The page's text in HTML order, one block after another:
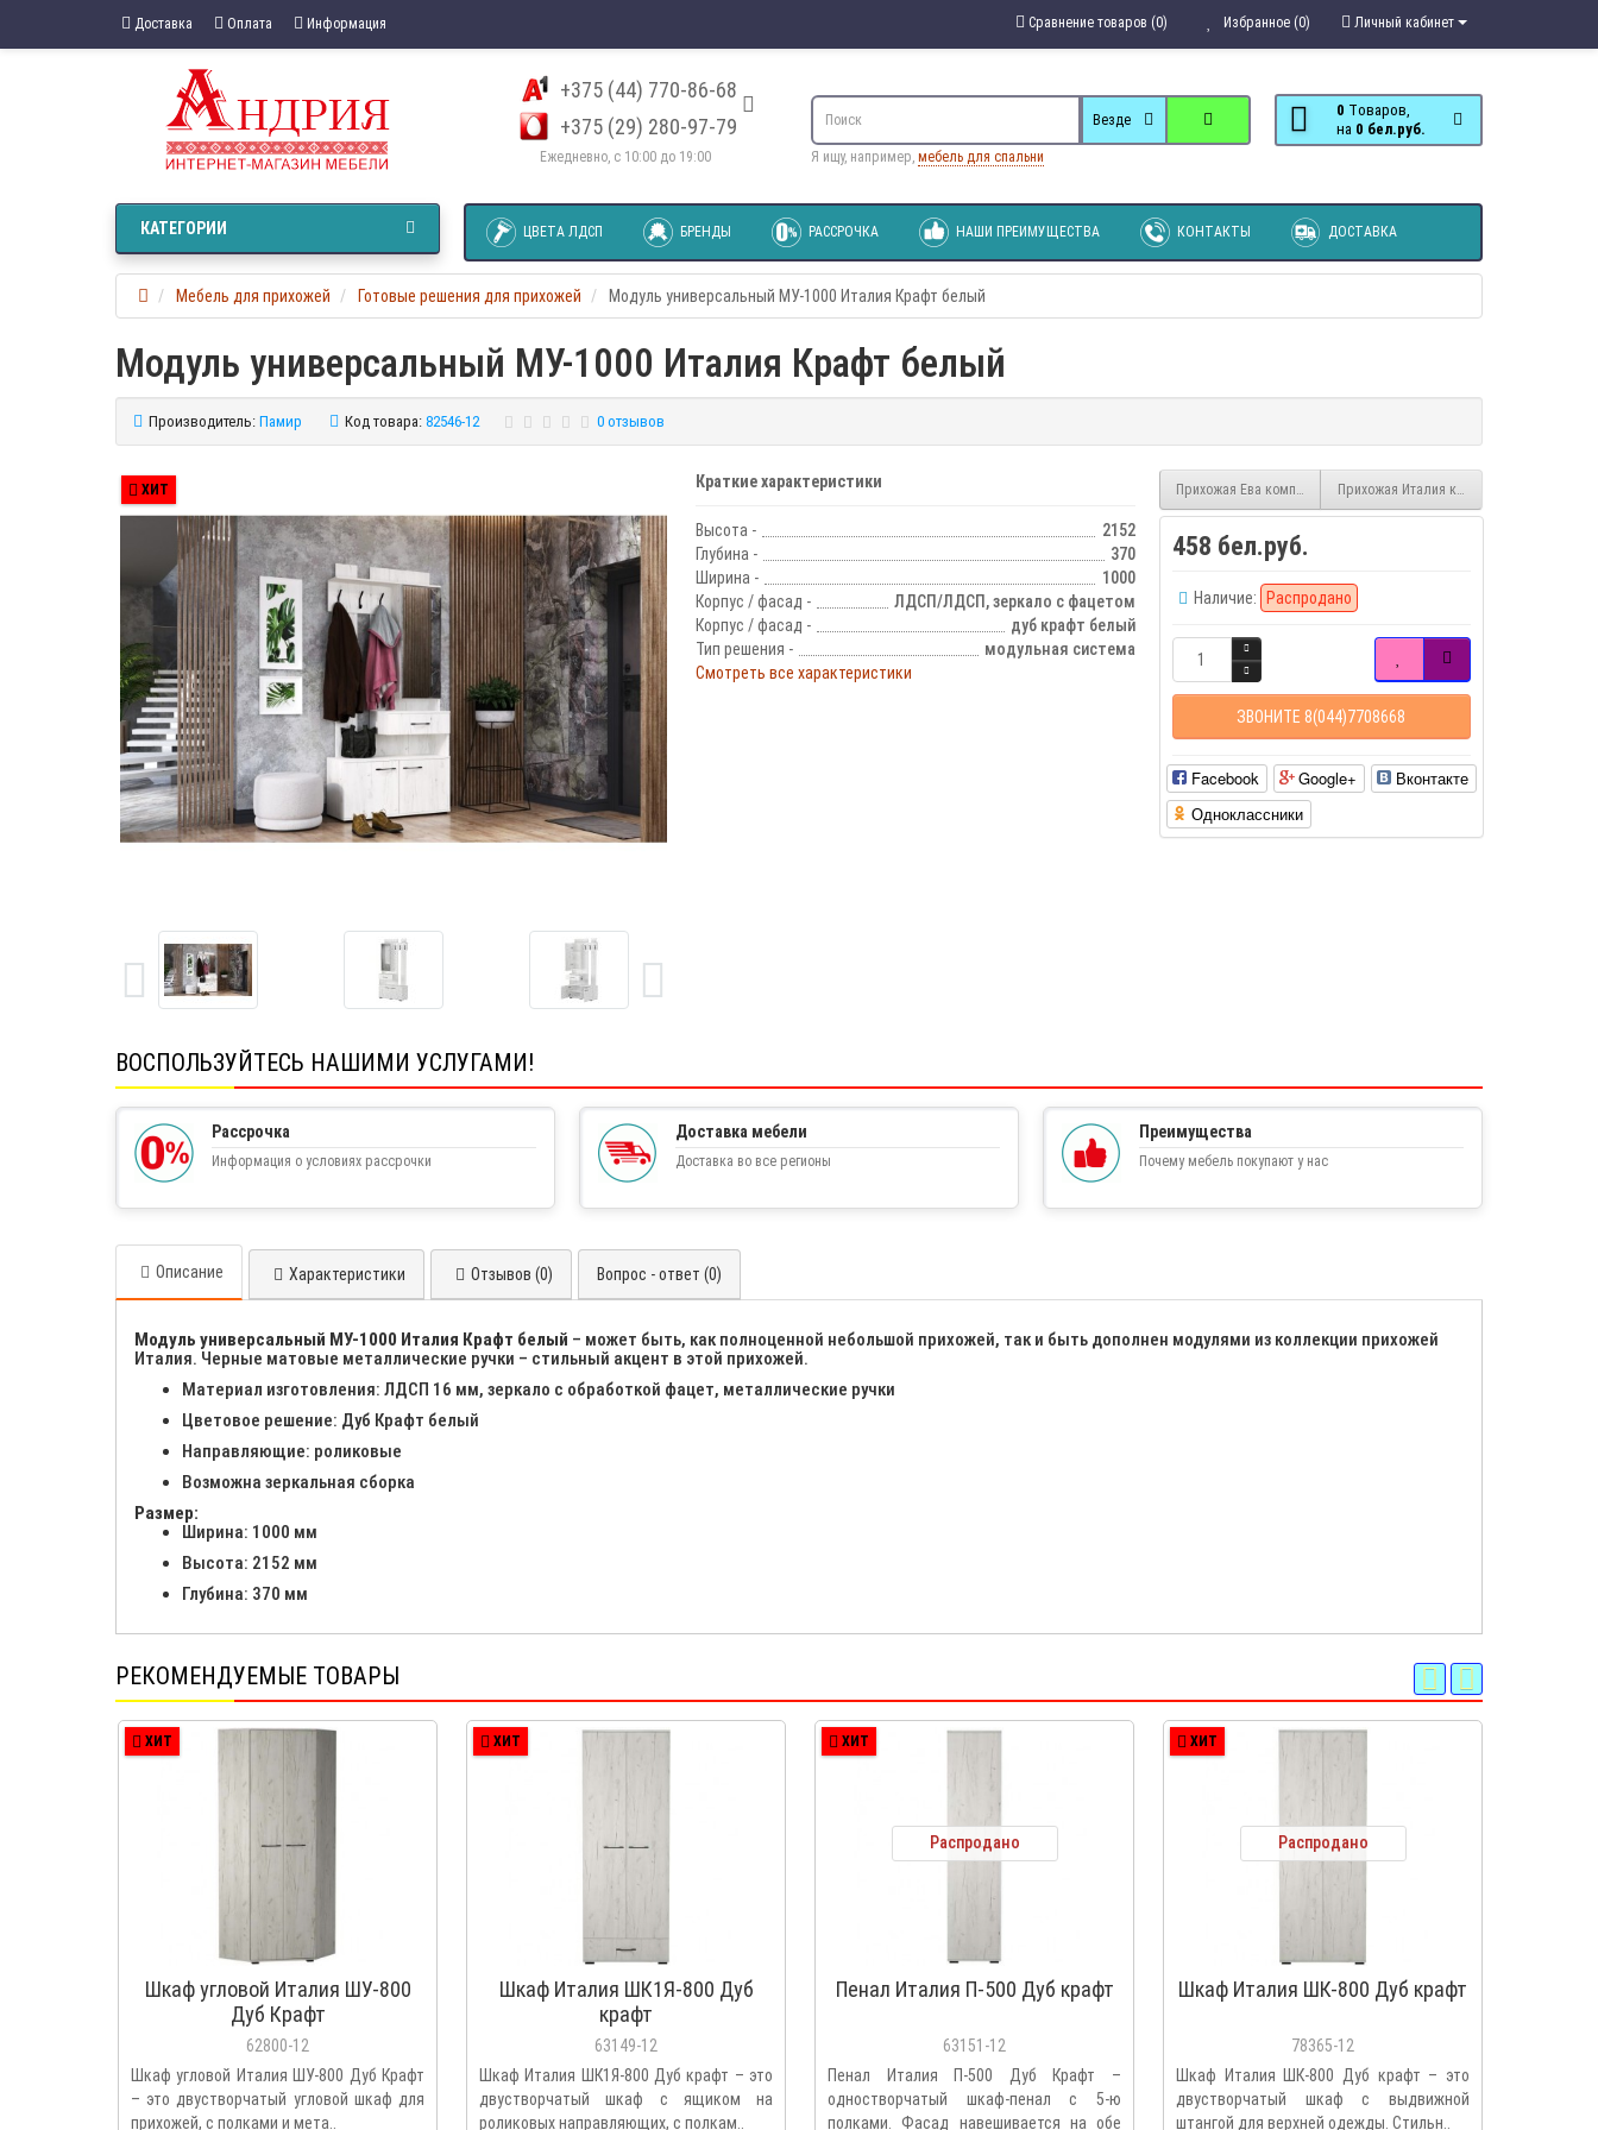
Доставка Оплата Информация Личный кабинет
Избранное (0)
Сравнение товаров (0)
+375 (44) 770-86-68
+375 (29) 280-97-79
Ежедневно, с 10:00 до 19:00
0 Tоваров,
на
0 бел.руб.
Везде
Я ищу, например, мебель для спальни
ЦВЕТА ЛДСП БРЕНДЫ РАССРОЧКА НАШИ ПРЕИМУЩЕСТВА КОНТАКТЫ ДОСТАВКА
КАТЕГОРИИ
Мебель для прихожей Готовые решения для прихожей Модуль универсальный МУ-1000 Италия Крафт белый
Модуль универсальный МУ-1000 Италия Крафт белый
Производитель: Памир Код товара: 82546-12 0 отзывов
ХИТ Краткие характеристики
Высота -
2152
Глубина -
370
Ширина -
1000
Корпус / фасад -
ЛДСП/ЛДСП, зеркало с фацетом
Корпус / фасад -
дуб крафт белый
Тип решения -
модульная система
Смотреть все характеристики
Прихожая Ева композиция 9 Глиняный серыйПрихожая Италия композиция №12 Дуб
458 бел.руб.
Наличие: Распродано
ЗВОНИТЕ 8(044)7708668
Facebook Google+
Вконтакте
Одноклассники
ВОСПОЛЬЗУЙТЕСЬ НАШИМИ УСЛУГАМИ!
Рассрочка
Информация о условиях рассрочки
Доставка мебели
Доставка во все регионы
Преимущества
Почему мебель покупают у нас
Описание Характеристики Отзывов (0) Вопрос - ответ (0)
Модуль универсальный МУ-1000 Италия Крафт белый – может быть, как полноценной небольшой прихожей, так и быть дополнен модулями из коллекции прихожей
Италия. Черные матовые металлические ручки – стильный акцент в этой прихожей.
Материал изготовления: ЛДСП 16 мм, зеркало с обработкой фацет, металлические ручки
Цветовое решение: Дуб Крафт белый
Направляющие: роликовые
Возможна зеркальная сборка
Размер:
Ширина: 1000 мм
Высота: 2152 мм
Глубина: 370 мм
РЕКОМЕНДУЕМЫЕ ТОВАРЫ
ХИТ
Шкаф угловой Италия ШУ-800
Дуб Крафт
62800-12
Шкаф угловой Италия ШУ-800 Дуб Крафт
– это двустворчатый угловой шкаф для
прихожей, с полками и мета..
ХИТ
Шкаф Италия ШК1Я-800 Дуб
крафт
63149-12
Шкаф Италия ШК1Я-800 Дуб крафт – это
двустворчатый шкаф с ящиком на
роликовых направляющих, с полкам..
ХИТ
Распродано
Пенал Италия П-500 Дуб крафт
63151-12
Пенал Италия П-500 Дуб Крафт –
одностворчатый шкаф-пенал с 5-ю
полками. Фасад навешивается на обе
ХИТ
Распродано
Шкаф Италия ШК-800 Дуб крафт
78365-12
Шкаф Италия ШК-800 Дуб крафт – это
двустворчатый шкаф с выдвижной
штангой для верхней одежды. Стильн..